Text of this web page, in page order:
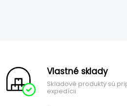
Vlastné sklady
Skladové produkty sú
expedícii